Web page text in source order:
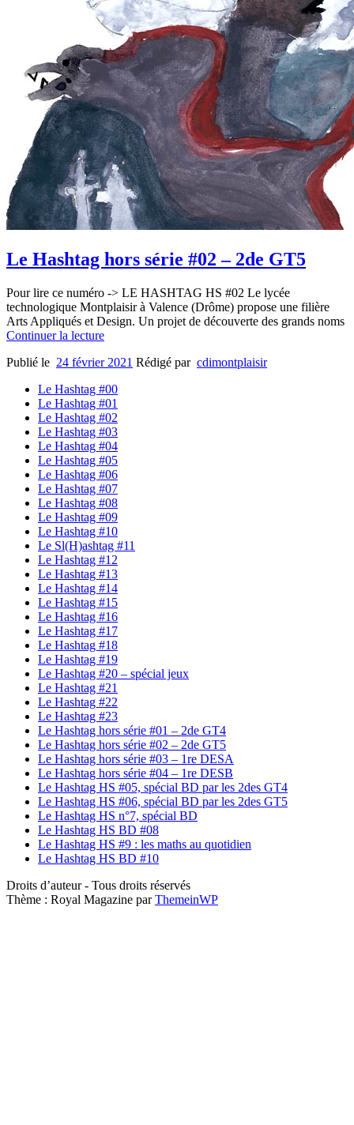
Le Hashtag hors série #02 – 2de GT5
Pour lire ce numéro -> LE HASHTAG HS #02 Le lycée
technologique Montplaisir à Valence (Drôme) propose une filière
Arts Appliqués et Design. Un projet de découverte des grands noms
Continuer la lecture
Publié le 24 février 2021 Rédigé par cdimontplaisir
Le Hashtag #00
Le Hashtag #01
Le Hashtag #02
Le Hashtag #03
Le Hashtag #04
Le Hashtag #05
Le Hashtag #06
Le Hashtag #07
Le Hashtag #08
Le Hashtag #09
Le Hashtag #10
Le Sl(H)ashtag #11
Le Hashtag #12
Le Hashtag #13
Le Hashtag #14
Le Hashtag #15
Le Hashtag #16
Le Hashtag #17
Le Hashtag #18
Le Hashtag #19
Le Hashtag #20 – spécial jeux
Le Hashtag #21
Le Hashtag #22
Le Hashtag #23
Le Hashtag hors série #01 – 2de GT4
Le Hashtag hors série #02 – 2de GT5
Le Hashtag hors série #03 – 1re DESA
Le Hashtag hors série #04 – 1re DESB
Le Hashtag HS #05, spécial BD par les 2des GT4
Le Hashtag HS #06, spécial BD par les 2des GT5
Le Hashtag HS n°7, spécial BD
Le Hashtag HS BD #08
Le Hashtag HS #9 : les maths au quotidien
Le Hashtag HS BD #10
Droits d’auteur - Tous droits réservés
Thème : Royal Magazine parThemeinWP